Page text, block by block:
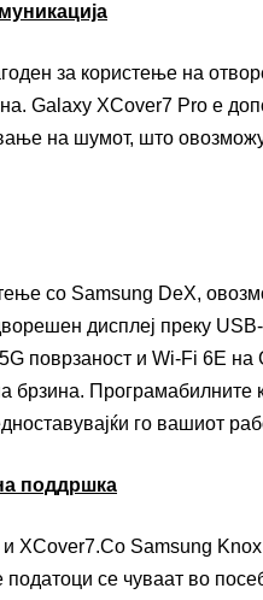
за користење на
Galaxy XCover7 Pro е
на шумот, што
со Samsung DeX,
дисплеј преку USB-
поврзаност и Wi-Fi 6E
брзина.
го вашиот
поддршка
XCover7.Со Samsung
податоци се чуваат во